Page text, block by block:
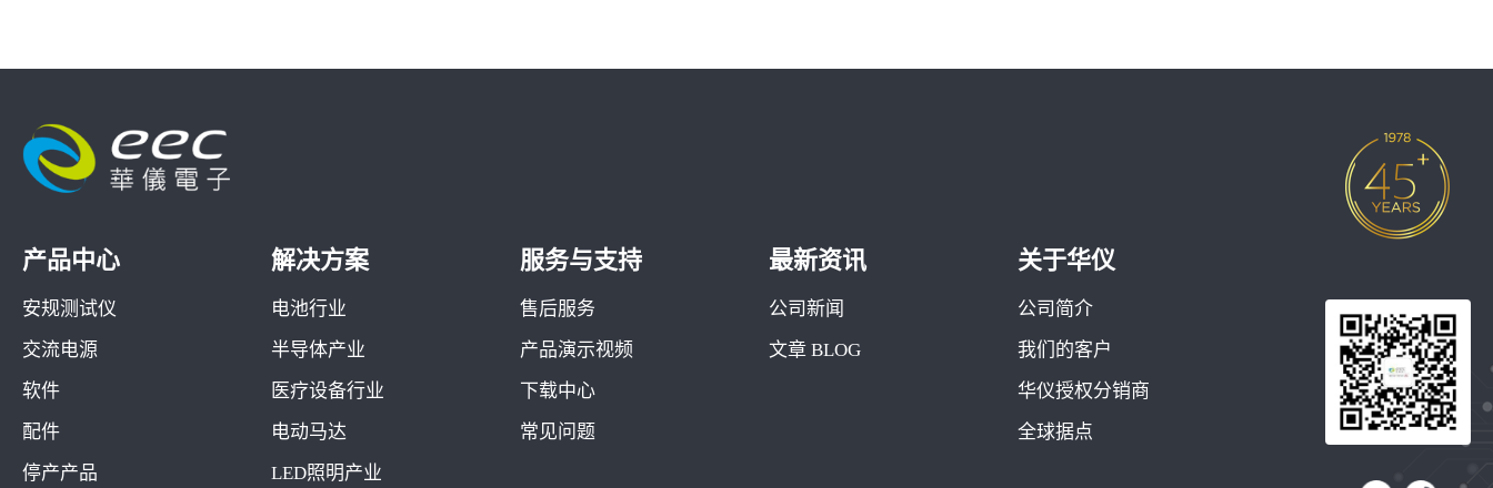
产品中心
安规测试仪
交流电源
软件
配件
停产产品
解决方案
电池行业
半导体产业
医疗设备行业
电动马达
LED照明产业
服务与支持
售后服务
产品演示视频
下载中心
常见问题
最新资讯
公司新闻
文章 BLOG
关于华仪
公司简介
我们的客户
华仪授权分销商
全球据点